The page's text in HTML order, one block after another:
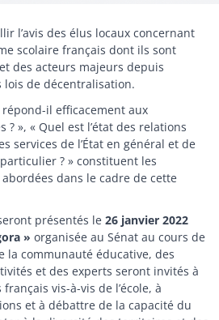
l’avis des élus locaux concernant
scolaire français dont ils sont
des acteurs majeurs depuis
lois de décentralisation.
il efficacement aux
», « Quel est l’état des relations
services de l’État en général et de
? » constituent les
dans le cadre de cette
présentés le 26 janvier 2022
» organisée au Sénat au cours de
la communauté éducative, des
et des experts seront invités à
vis-à-vis de l’école, à
et à débattre de la capacité du